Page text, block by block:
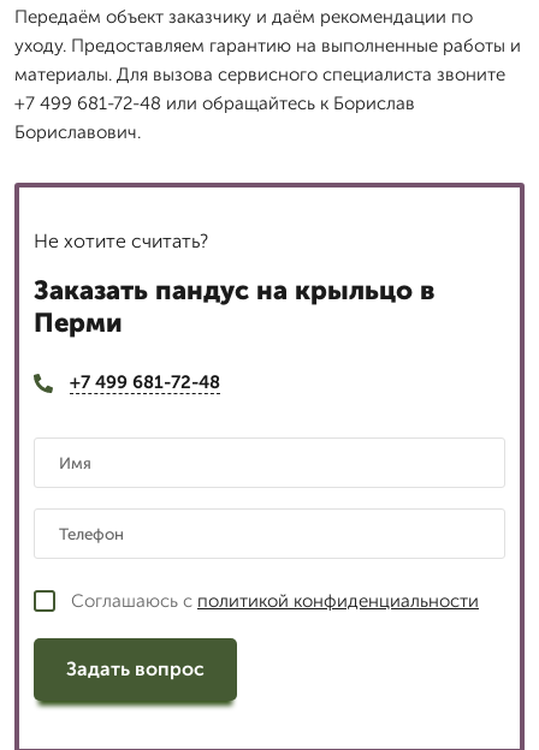
Передаём объект заказчику и даём рекомендации по
уходу. Предоставляем гарантию на выполненные работы и
материалы. Для вызова сервисного специалиста звоните
+7 499 681-72-48 или обращайтесь к Борислав
Бориславович.
Не хотите считать?
Заказать пандус на крыльцо в
Перми
+7 499 681-72-48
Соглашаюсь с политикой конфиденциальности
Задать вопрос